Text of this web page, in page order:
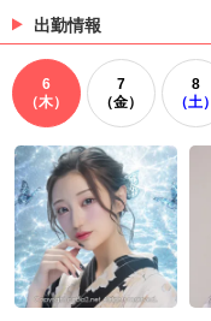
出勤情報
6
（木）
7
（金）
8
（土）